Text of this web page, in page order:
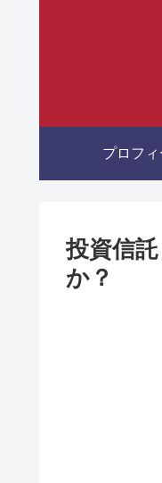
プロフ
投資信
か？